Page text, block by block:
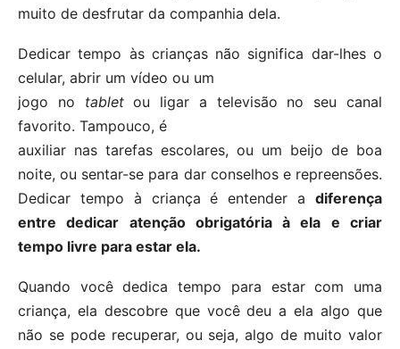
muito de desfrutar da companhia dela.
Dedicar tempo às crianças não significa dar-lhes o
celular, abrir um vídeo ou um
jogo no tabletou ligar a televisão no seu canal
favorito. Tampouco, é
auxiliar nas tarefas escolares, ou um beijo de boa
noite, ou sentar-se para dar conselhos e repreensões.
Dedicar tempo à criança é entender a diferença
entre dedicar atenção obrigatória à ela e criar
tempo livre para estar ela.
Quando você dedica tempo para estar com uma
criança, ela descobre que você deu a ela algo que
não se pode recuperar, ou seja, algo de muito valor